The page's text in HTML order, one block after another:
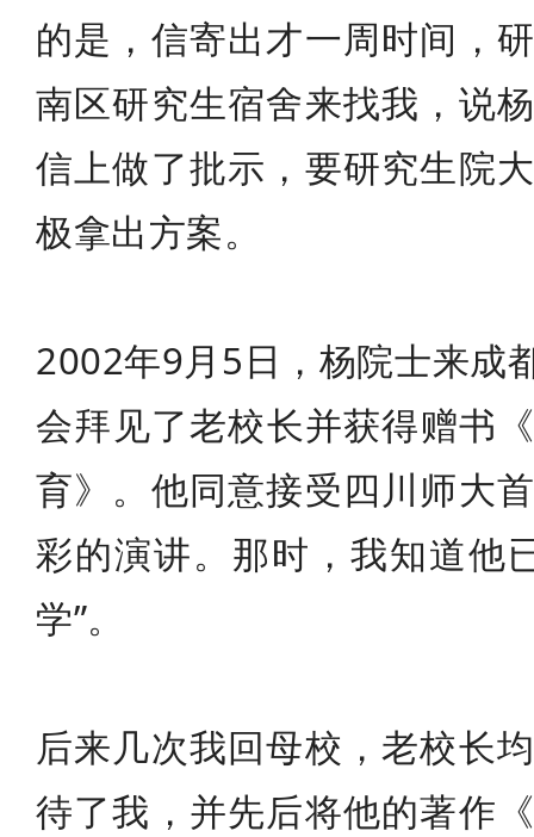
的是，信寄出才一周时间，
南区研究生宿舍来找我，说
信上做了批示，要研究生院
极拿出方案。
2002年9月5日，杨院士来成
会拜见了老校长并获得赠书
育》。他同意接受四川师大
彩的演讲。那时，我知道他
学”。
后来几次我回母校，老校长
待了我，并先后将他的著作